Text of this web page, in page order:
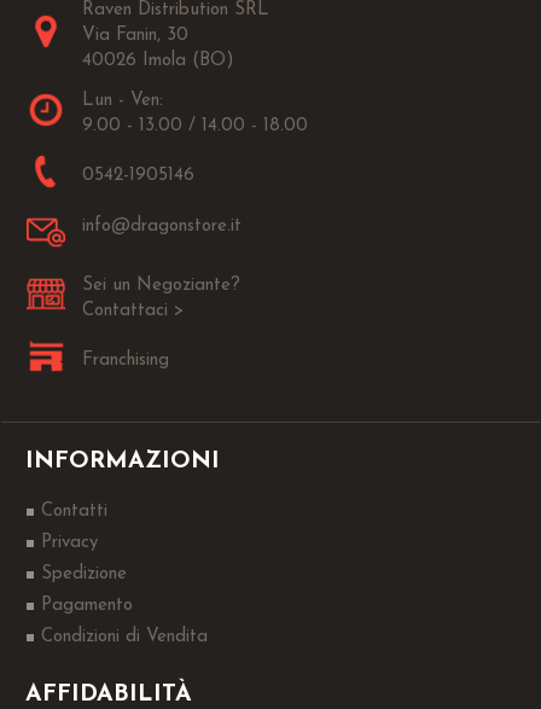
Raven Distribution SRL
Via Fanin, 30
40026 Imola (BO)
Lun - Ven:
9.00 - 13.00 / 14.00 - 18.00
0542-1905146
info@dragonstore.it
Sei un Negoziante?
Contattaci >
Franchising
INFORMAZIONI
Contatti
Privacy
Spedizione
Pagamento
Condizioni di Vendita
AFFIDABILITÀ